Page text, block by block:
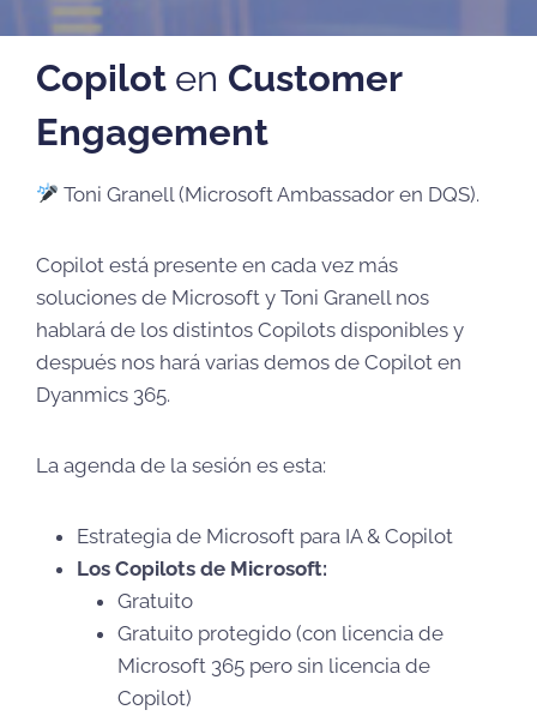
Copilot en Customer
Engagement
Toni Granell (Microsoft Ambassador en DQS).
Copilot está presente en cada vez más
soluciones de Microsoft y Toni Granell nos
hablará de los distintos Copilots disponibles y
después nos hará varias demos de Copilot en
Dyanmics 365.
La agenda de la sesión es esta:
Estrategia de Microsoft para IA & Copilot
Los Copilots de Microsoft:
Gratuito
Gratuito protegido (con licencia de
Microsoft 365 pero sin licencia de
Copilot)